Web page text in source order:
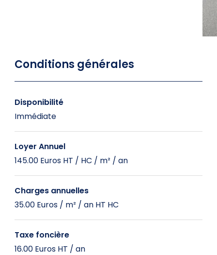
Conditions générales
Disponibilité
Immédiate
Loyer Annuel
145.00 Euros HT / HC / m² / an
Charges annuelles
35.00 Euros / m² / an HT HC
Taxe foncière
16.00 Euros HT / an